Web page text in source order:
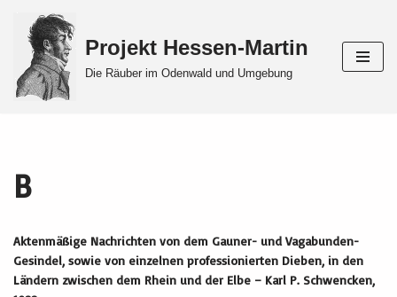
Zum
Inhalt
springen
Projekt Hessen-Martin
Die Räuber im Odenwald und Umgebung
B
Aktenmäßige Nachrichten von dem Gauner- und Vagabunden-
Gesindel, sowie von einzelnen professionierten Dieben, in den
Ländern zwischen dem Rhein und der Elbe – Karl P. Schwencken,